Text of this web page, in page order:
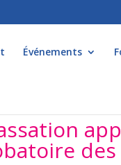
Événements